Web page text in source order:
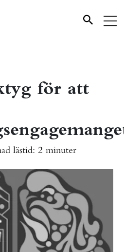
för att
lästid: 2 minuter